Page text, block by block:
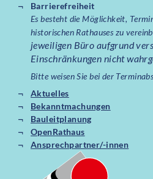
Barrierefreiheit
Es besteht die Möglichkeit,
historischen Rathauses zu
jeweiligen Büro aufgrund
Einschränkungen nicht
Bitte weisen Sie bei der
Aktuelles
Bekanntmachungen
Bauleitplanung
OpenRathaus
Ansprechpartner/-innen